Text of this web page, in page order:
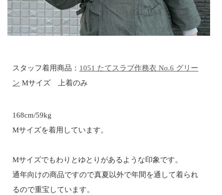
スタッフ着用商品： 1051 たてスラブ作務衣 No.6 グリー
ン Mサイズ 上着のみ
168cm/59kg
Mサイズを着用しています。
Mサイズでもわりとゆとりがあるような印象です。
通年向けの商品ですので真夏以外で年間を通して着られ
るので重宝しています。